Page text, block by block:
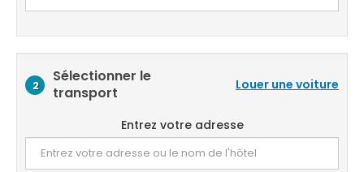
2
Sélectionner le
transport
Louer une voiture
Entrez votre adresse